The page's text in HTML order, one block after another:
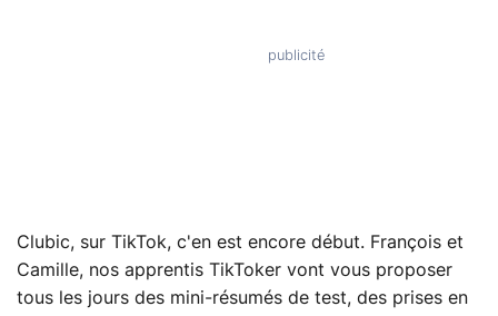
Clubic, sur TikTok, c'en est encore début. François et
Camille, nos apprentis TikToker vont vous proposer
tous les jours des mini-résumés de test, des prises en